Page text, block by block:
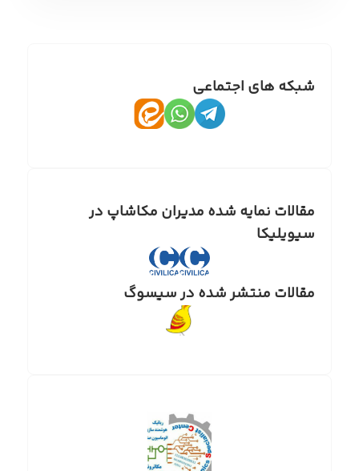
شبکه های اجتماعی
مقالات نمایه شده مدیران مکاشاپ در
سیویلیکا
مقالات منتشر شده در سیسوگ